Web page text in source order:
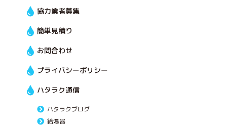
協力業者募集
簡単見積り
お問合わせ
プライバシーポリシー
ハタラク通信
ハタラクブログ
給湯器